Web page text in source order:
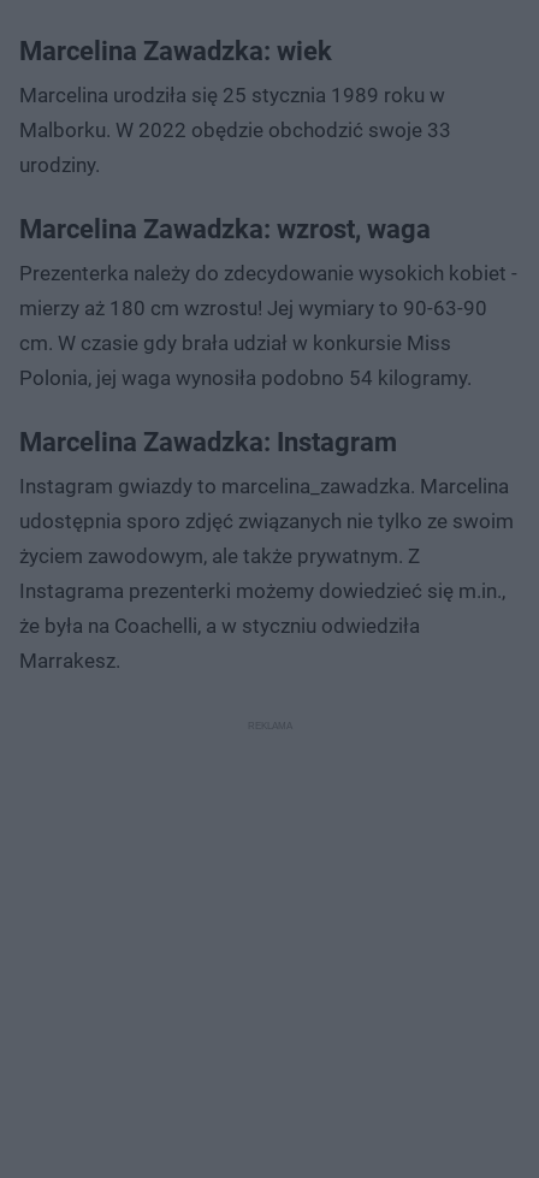
Marcelina Zawadzka: wiek
Marcelina urodziła się 25 stycznia 1989 roku w
Malborku. W 2022 obędzie obchodzić swoje 33
urodziny.
Marcelina Zawadzka: wzrost, waga
Prezenterka należy do zdecydowanie wysokich kobiet -
mierzy aż 180 cm wzrostu! Jej wymiary to 90-63-90
cm. W czasie gdy brała udział w konkursie Miss
Polonia, jej waga wynosiła podobno 54 kilogramy.
Marcelina Zawadzka: Instagram
Instagram gwiazdy to marcelina_zawadzka. Marcelina
udostępnia sporo zdjęć związanych nie tylko ze swoim
życiem zawodowym, ale także prywatnym. Z
Instagrama prezenterki możemy dowiedzieć się m.in.,
że była na Coachelli, a w styczniu odwiedziła
Marrakesz.